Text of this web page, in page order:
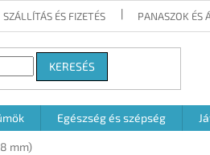
SZÁLLÍTÁS ÉS FIZETÉS PANASZOK ÉS
KERESÉS
Egészség és szépség
mm)